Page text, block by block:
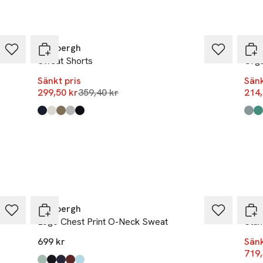
SV
Lindbergh
Sweat Shorts
Sänkt pris
299,50 krLägsta pris 30 dagar
359,40 kr
Produkten finns i färgerna:
Navy,
Bone White,
Army,
Grey Mel,
Black,
Lindbergh
Logo Chest Print O-Neck Sweat
699 kr